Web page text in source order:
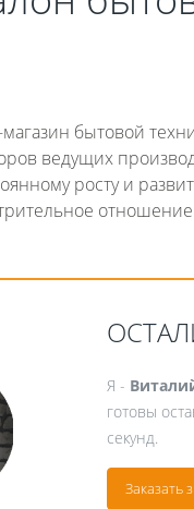
бытовой
ведущих
росту и
отношение
Я -
готовы
секунд.
Заказать